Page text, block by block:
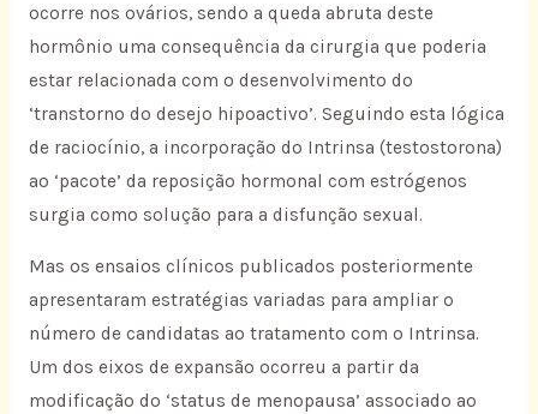
ocorre nos ovários, sendo a queda abruta deste
hormônio uma consequência da cirurgia que poderia
estar relacionada com o desenvolvimento do
‘transtorno do desejo hipoactivo’. Seguindo esta lógica
de raciocínio, a incorporação do Intrinsa (testostorona)
ao ‘pacote’ da reposição hormonal com estrógenos
surgia como solução para a disfunção sexual.
Mas os ensaios clínicos publicados posteriormente
apresentaram estratégias variadas para ampliar o
número de candidatas ao tratamento com o Intrinsa.
Um dos eixos de expansão ocorreu a partir da
modificação do ‘status de menopausa’ associado ao